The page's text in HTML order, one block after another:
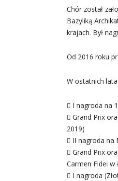
Chór został
Bazyliką
krajach. Był
Od 2016 roku
W ostatnich
 I nagroda na
 Grand Prix
2019)
 II nagroda na
 Grand Prix
Carmen Fidei w
 I nagroda